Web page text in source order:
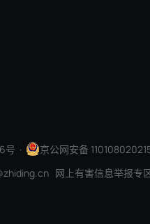
号 ·
京公网安备
网上有害信息举报专区